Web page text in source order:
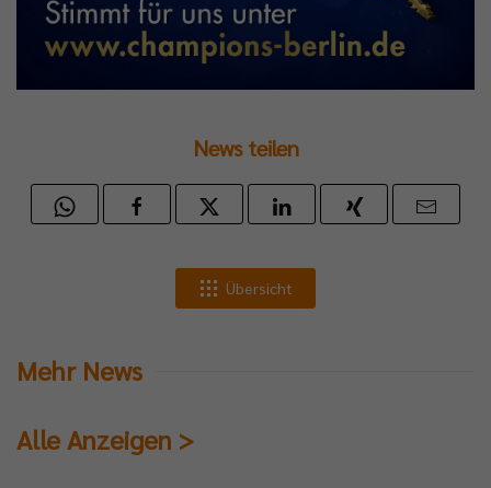
News teilen
Übersicht
Mehr News
Alle Anzeigen >